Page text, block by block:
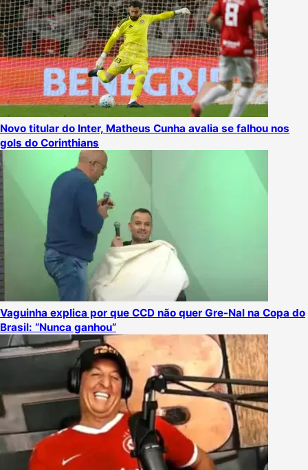
Novo titular do Inter, Matheus Cunha avalia se falhou nos
gols do Corinthians
Vaguinha explica por que CCD não quer Gre-Nal na Copa do
Brasil: “Nunca ganhou”